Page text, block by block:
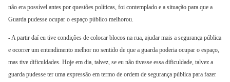
não era possível antes por questões políticas, foi contemplado e a situação para que a
Guarda pudesse ocupar o espaço público melhorou.
- A partir daí eu tive condições de colocar blocos na rua, ajudar mais a segurança pública
e ocorrer um entendimento melhor no sentido de que a guarda poderia ocupar o espaço,
mas tive dificuldades. Hoje em dia, talvez, se eu não tivesse essa dificuldade, talvez a
guarda pudesse ter uma expressão em termo de ordem de segurança pública para fazer